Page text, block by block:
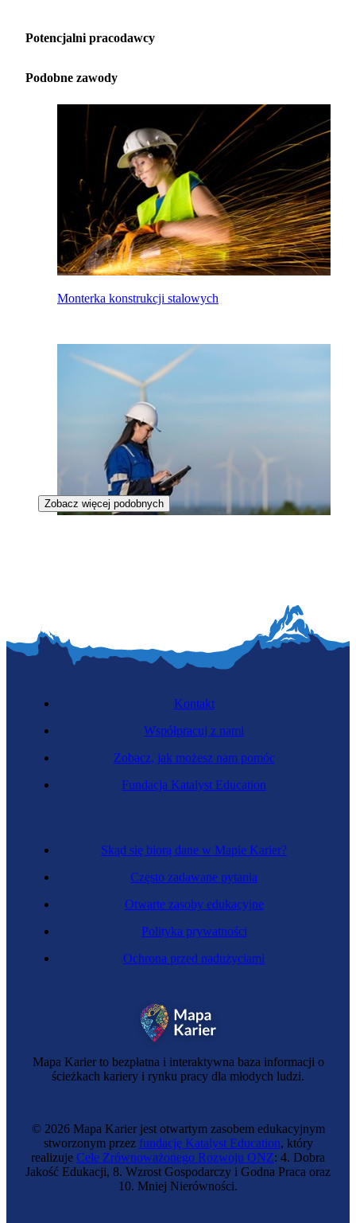
Potencjalni pracodawcy
Podobne zawody
Monterka konstrukcji stalowych
Monterka zabudowy
Cieśla szalunkowa
Zobacz więcej podobnych
Mapa Karier to bezpłatna i interaktywna baza informacji o
ścieżkach kariery i rynku pracy dla młodych ludzi.
Skąd się biorą dane w Mapie Karier?
Często zadawane pytania
Otwarte zasoby edukacyjne
Polityka prywatności
Ochrona przed nadużyciami
Kontakt
Współpracuj z nami
Zobacz, jak możesz nam pomóc
Fundacja Katalyst Education
© 2026 Mapa Karier jest otwartym zasobem edukacyjnym
stworzonym przez fundację Katalyst Education, który
realizuje Cele Zrównoważonego Rozwoju ONZ: 4. Dobra
Jakość Edukacji, 8. Wzrost Gospodarczy i Godna Praca oraz
10. Mniej Nierówności.